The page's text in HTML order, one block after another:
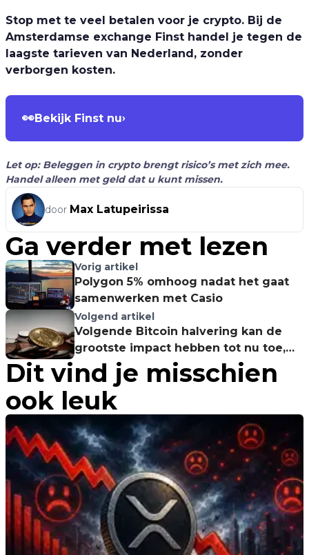
Stop met te veel betalen voor je crypto. Bij de
Amsterdamse exchange Finst handel je tegen de
laagste tarieven van Nederland, zonder
verborgen kosten.
👀Bekijk Finst nu›
Let op: Beleggen in crypto brengt risico’s met zich mee.
Handel alleen met geld dat u kunt missen.
door Max Latupeirissa
Ga verder met lezen
Vorig artikel
Polygon 5% omhoog nadat het gaat
samenwerken met Casio
Volgend artikel
Volgende Bitcoin halvering kan de
grootste impact hebben tot nu toe,
aldus CEO Custodia Bank
Dit vind je misschien
ook leuk